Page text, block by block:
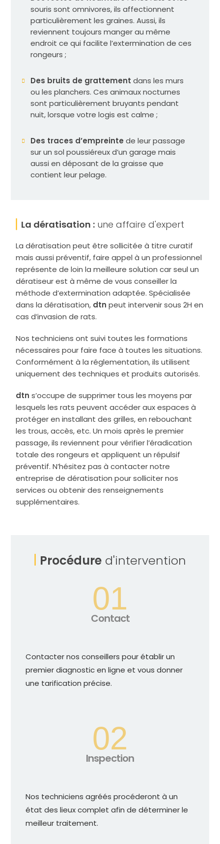
souris sont omnivores, ils affectionnent
particulièrement les graines. Aussi, ils
reviennent toujours manger au même
endroit ce qui facilite l’extermination de ces
rongeurs ;
Des bruits de grattement dans les murs
ou les planchers. Ces animaux nocturnes
sont particulièrement bruyants pendant
nuit, lorsque votre logis est calme ;
Des traces d’empreinte de leur passage
sur un sol poussiéreux d’un garage mais
aussi en déposant de la graisse que
contient leur pelage.
La dératisation : une affaire d'expert
La dératisation peut être sollicitée à titre curatif
mais aussi préventif, faire appel à un professionnel
représente de loin la meilleure solution car seul un
dératiseur est à même de vous conseiller la
méthode d’extermination adaptée. Spécialisée
dans la dératisation, dtn peut intervenir sous 2H en
cas d’invasion de rats.
Nos techniciens ont suivi toutes les formations
nécessaires pour faire face à toutes les situations.
Conformément à la réglementation, ils utilisent
uniquement des techniques et produits autorisés.
dtn s’occupe de supprimer tous les moyens par
lesquels les rats peuvent accéder aux espaces à
protéger en installant des grilles, en rebouchant
les trous, accès, etc. Un mois après le premier
passage, ils reviennent pour vérifier l’éradication
totale des rongeurs et appliquent un répulsif
préventif. N’hésitez pas à contacter notre
entreprise de dératisation pour solliciter nos
services ou obtenir des renseignements
supplémentaires.
Procédured'intervention
01
Contact
Contacter nos conseillers pour établir un
premier diagnostic en ligne et vous donner
une tarification précise.
02
Inspection
Nos techniciens agréés procéderont à un
état des lieux complet afin de déterminer le
meilleur traitement.